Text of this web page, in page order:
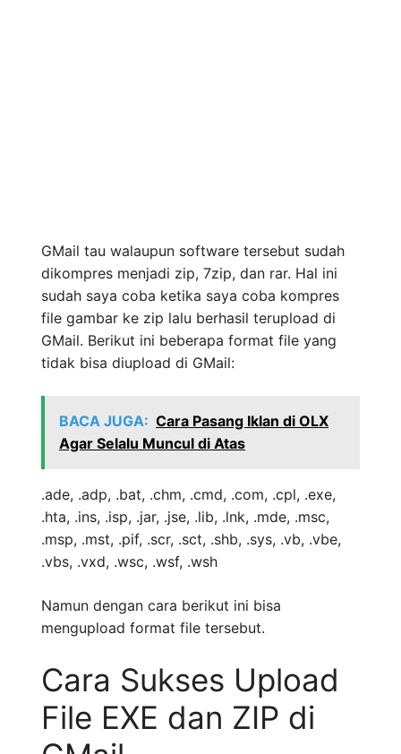
GMail tau walaupun software tersebut sudah
dikompres menjadi zip, 7zip, dan rar. Hal ini
sudah saya coba ketika saya coba kompres
file gambar ke zip lalu berhasil terupload di
GMail. Berikut ini beberapa format file yang
tidak bisa diupload di GMail:
BACA JUGA: Cara Pasang Iklan di OLX
Agar Selalu Muncul di Atas
.ade, .adp, .bat, .chm, .cmd, .com, .cpl, .exe,
.hta, .ins, .isp, .jar, .jse, .lib, .lnk, .mde, .msc,
.msp, .mst, .pif, .scr, .sct, .shb, .sys, .vb, .vbe,
.vbs, .vxd, .wsc, .wsf, .wsh
Namun dengan cara berikut ini bisa
mengupload format file tersebut.
Cara Sukses Upload
File EXE dan ZIP di